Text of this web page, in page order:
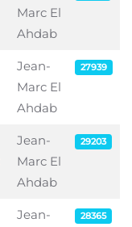
Marc El
Ahdab
Jean-
Marc El
Ahdab
27939
Jean-
Marc El
Ahdab
29203
Jean-
28365